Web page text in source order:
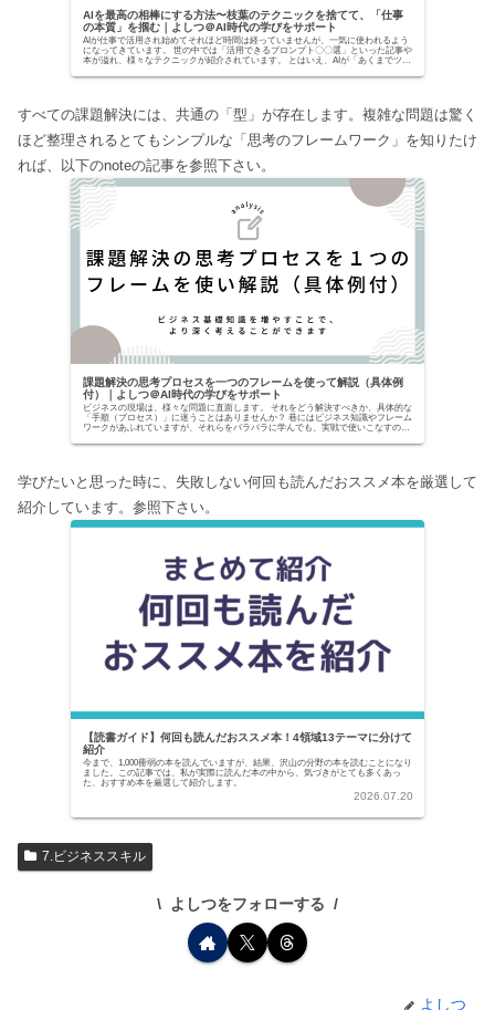
AIを最高の相棒にする方法〜枝葉のテクニックを捨てて、「仕事
の本質」を掴む｜よしつ＠AI時代の学びをサポート
AIが仕事で活用され始めてそれほど時間は経っていませんが、一気に使われるよう
になってきています。 世の中では「活用できるプロンプト〇〇選」といった記事や
本が溢れ、様々なテクニックが紹介されています。 とはいえ、AIが「あくまでツー
すべての課題解決には、共通の「型」が存在します。複雑な問題は驚く
ほど整理されるとてもシンプルな「思考のフレームワーク」を知りたけ
れば、以下のnoteの記事を参照下さい。
課題解決の思考プロセスを一つのフレームを使って解説（具体例
付）｜よしつ＠AI時代の学びをサポート
ビジネスの現場は、様々な問題に直面します。 それをどう解決すべきか、具体的な
「手順（プロセス）」に迷うことはありませんか？ 巷にはビジネス知識やフレーム
ワークがあふれていますが、それらをバラバラに学んでも、実戦で使いこなすのは
学びたいと思った時に、失敗しない何回も読んだおススメ本を厳選して
紹介しています。参照下さい。
【読書ガイド】何回も読んだおススメ本！4領域13テーマに分けて
紹介
今まで、1,000冊弱の本を読んでいますが、結果、沢山の分野の本を読むことになり
ました。この記事では、私が実際に読んだ本の中から、気づきがとても多くあっ
た、おすすめ本を厳選して紹介します。
2026.07.20
7.ビジネススキル
よしつをフォローする
よしつ